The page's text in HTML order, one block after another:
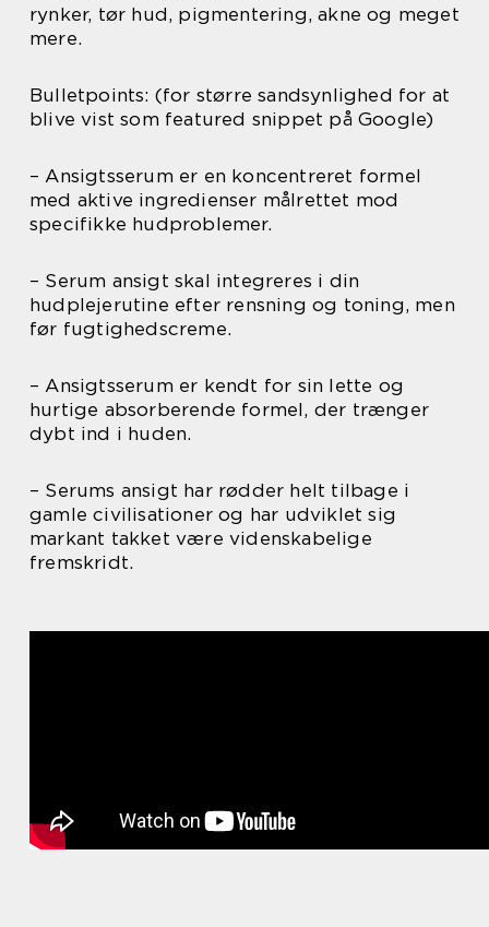
rynker, tør hud, pigmentering, akne og meget
mere.
Bulletpoints: (for større sandsynlighed for at
blive vist som featured snippet på Google)
– Ansigtsserum er en koncentreret formel
med aktive ingredienser målrettet mod
specifikke hudproblemer.
– Serum ansigt skal integreres i din
hudplejerutine efter rensning og toning, men
før fugtighedscreme.
– Ansigtsserum er kendt for sin lette og
hurtige absorberende formel, der trænger
dybt ind i huden.
– Serums ansigt har rødder helt tilbage i
gamle civilisationer og har udviklet sig
markant takket være videnskabelige
fremskridt.